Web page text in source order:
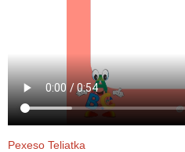
Pexeso Teliatka